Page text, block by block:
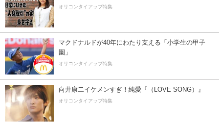
オリコンタイアップ特集
マクドナルドが40年にわたり支える「小学生の甲子
園」
オリコンタイアップ特集
向井康二イケメンすぎ！純愛『（LOVE SONG）』
オリコンタイアップ特集